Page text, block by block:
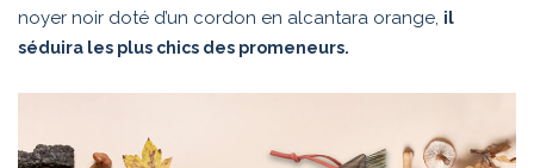
noyer noir doté d’un cordon en alcantara orange, il
séduira les plus chics des promeneurs.